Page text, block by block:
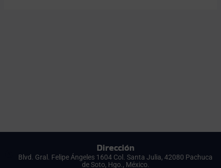
Dirección
Blvd. Gral. Felipe Ángeles 1604 Col. Santa Julia, 42080 Pachuca
de Soto, Hgo., México.